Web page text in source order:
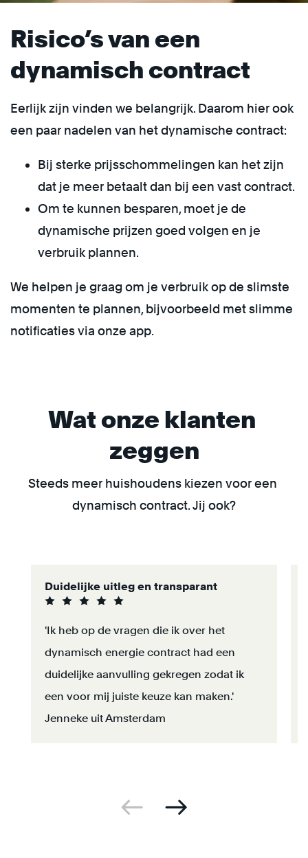
Risico’s van een
dynamisch contract
Eerlijk zijn vinden we belangrijk. Daarom hier ook
een paar nadelen van het dynamische contract:
Bij sterke prijsschommelingen kan het zijn
dat je meer betaalt dan bij een vast contract.
Om te kunnen besparen, moet je de
dynamische prijzen goed volgen en je
verbruik plannen.
We helpen je graag om je verbruik op de slimste
momenten te plannen, bijvoorbeeld met slimme
notificaties via onze app.
Wat onze klanten
zeggen
Steeds meer huishoudens kiezen voor een
dynamisch contract. Jij ook?
Duidelijke uitleg en transparant
'Ik heb op de vragen die ik over het
dynamisch energie contract had een
duidelijke aanvulling gekregen zodat ik
een voor mij juiste keuze kan maken.'
Jenneke uit Amsterdam